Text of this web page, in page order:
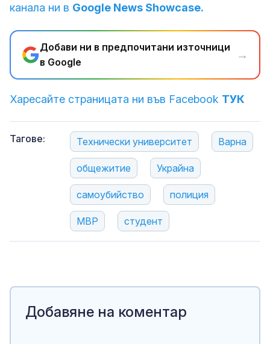
канала ни в Google News Showcase.
Добави ни в предпочитани източници
в Google
→
Харесайте страницата ни във Facebook ТУК
Тагове: Технически университет Варна
общежитие Украйна
самоубийство полиция
МВР студент
Добавяне на коментар